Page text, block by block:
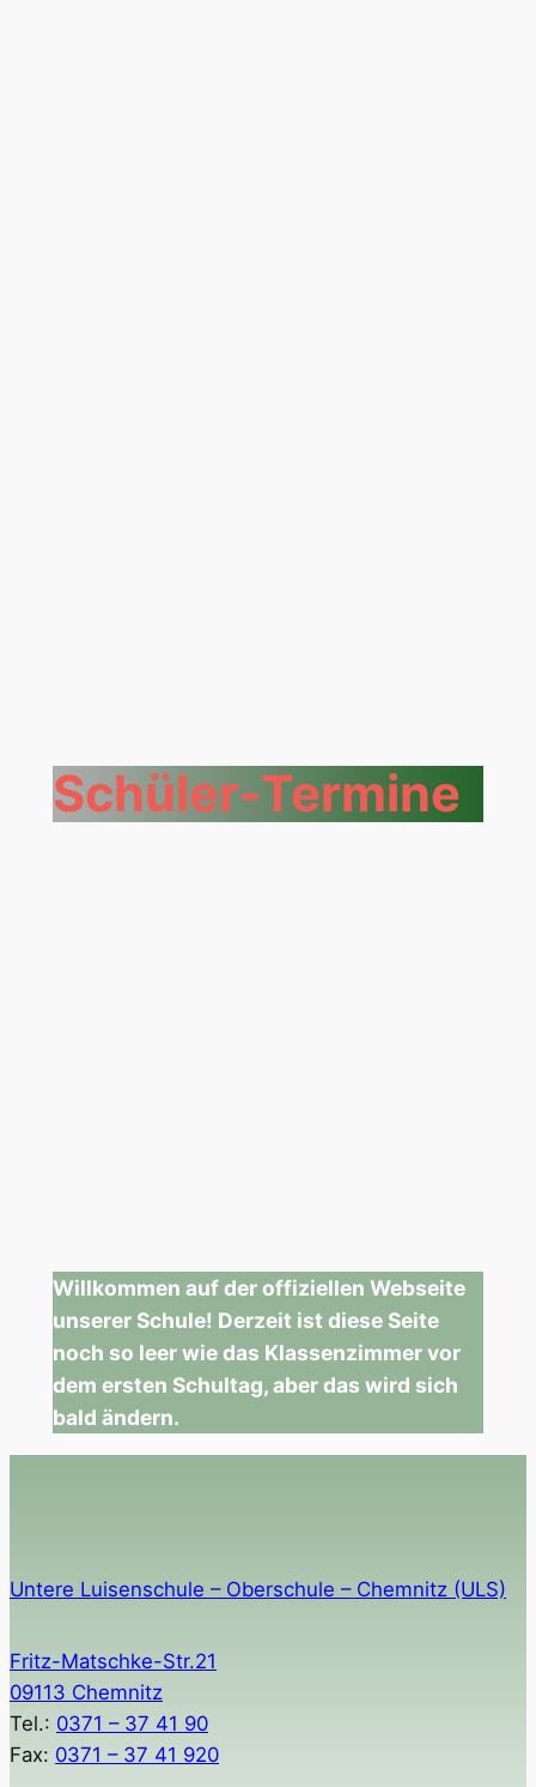
Schüler-Termine
Willkommen auf der offiziellen Webseite
unserer Schule! Derzeit ist diese Seite
noch so leer wie das Klassenzimmer vor
dem ersten Schultag, aber das wird sich
bald ändern.
Untere Luisenschule – Oberschule – Chemnitz (ULS)
Fritz-Matschke-Str.21
09113 Chemnitz
Tel.: 0371 – 37 41 90
Fax: 0371 – 37 41 920